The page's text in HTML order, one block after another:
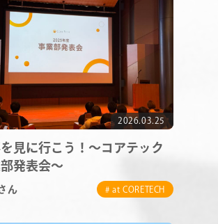
BLOG
RECRUIT
2026.03.25
見に行こう！～コアテック
発表会～
ん # at CORETECH